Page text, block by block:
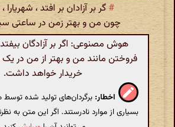
# گر بر آزادان بر افتد ،
چون من و بهتر زمن در ساعتی
هوش مصنوعی: اگر بر آزادگان
فروختن مانند من و بهتر از من در
خریدار خواهد داشت.
اخطار: برگردان‌های تولید شده
بسیاری از موارد نادرستند. اگر این متن به